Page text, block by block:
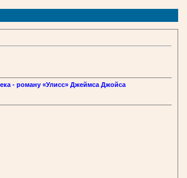
- роману «Улисс» Джеймса Джойса